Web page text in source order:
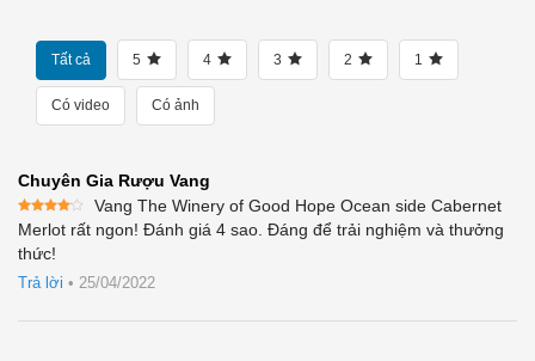
Tất cả 5 4 3 2 1
Có video Có ảnh
Chuyên Gia Rượu Vang
Được
xếp
hạng4
Vang The Winery of Good Hope Ocean side Cabernet
Merlot rất ngon! Đánh giá 4 sao. Đáng để trải nghiệm và thưởng
thức!
Trả lời • 25/04/2022